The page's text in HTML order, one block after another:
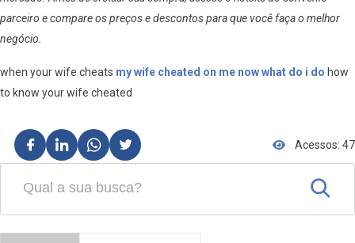
parceiro e compare os preços e descontos para que você faça o melhor
negócio.
when your wife cheats my wife cheated on me now what do i do how
to know your wife cheated
Acessos: 47